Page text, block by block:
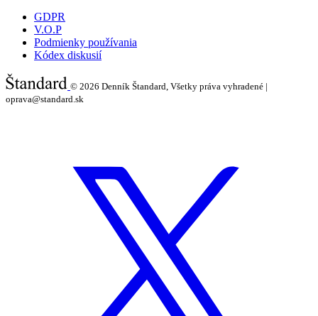
GDPR
V.O.P
Podmienky používania
Kódex diskusií
© 2026 Denník Štandard, Všetky práva vyhradené |
oprava@standard.sk